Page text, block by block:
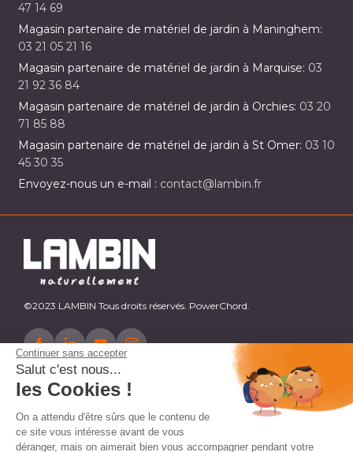
Continuer sans accepter
Salut c'est nous...
les Cookies !
On a attendu d'être sûrs que le contenu de
ce site vous intéresse avant de vous
déranger, mais on aimerait bien vous accompagner pendant votre
47 14 69
Magasin partenaire de matériel de jardin à Maninghem:
03 21 05 21 16
Magasin partenaire de matériel de jardin à Marquise: 03
21 92 36 84
Magasin partenaire de matériel de jardin à Orchies: 03 20
71 85 88
Magasin partenaire de matériel de jardin à St Omer: 03 10
45 30 35
Envoyez-nous un e-mail : contact@lambin.fr
©2023 LAMBIN Tous droits réservés. PowerChord.